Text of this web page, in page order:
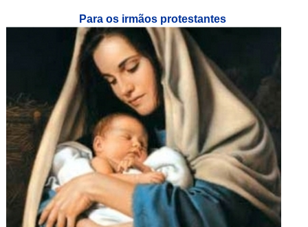
Para os irmãos protestantes